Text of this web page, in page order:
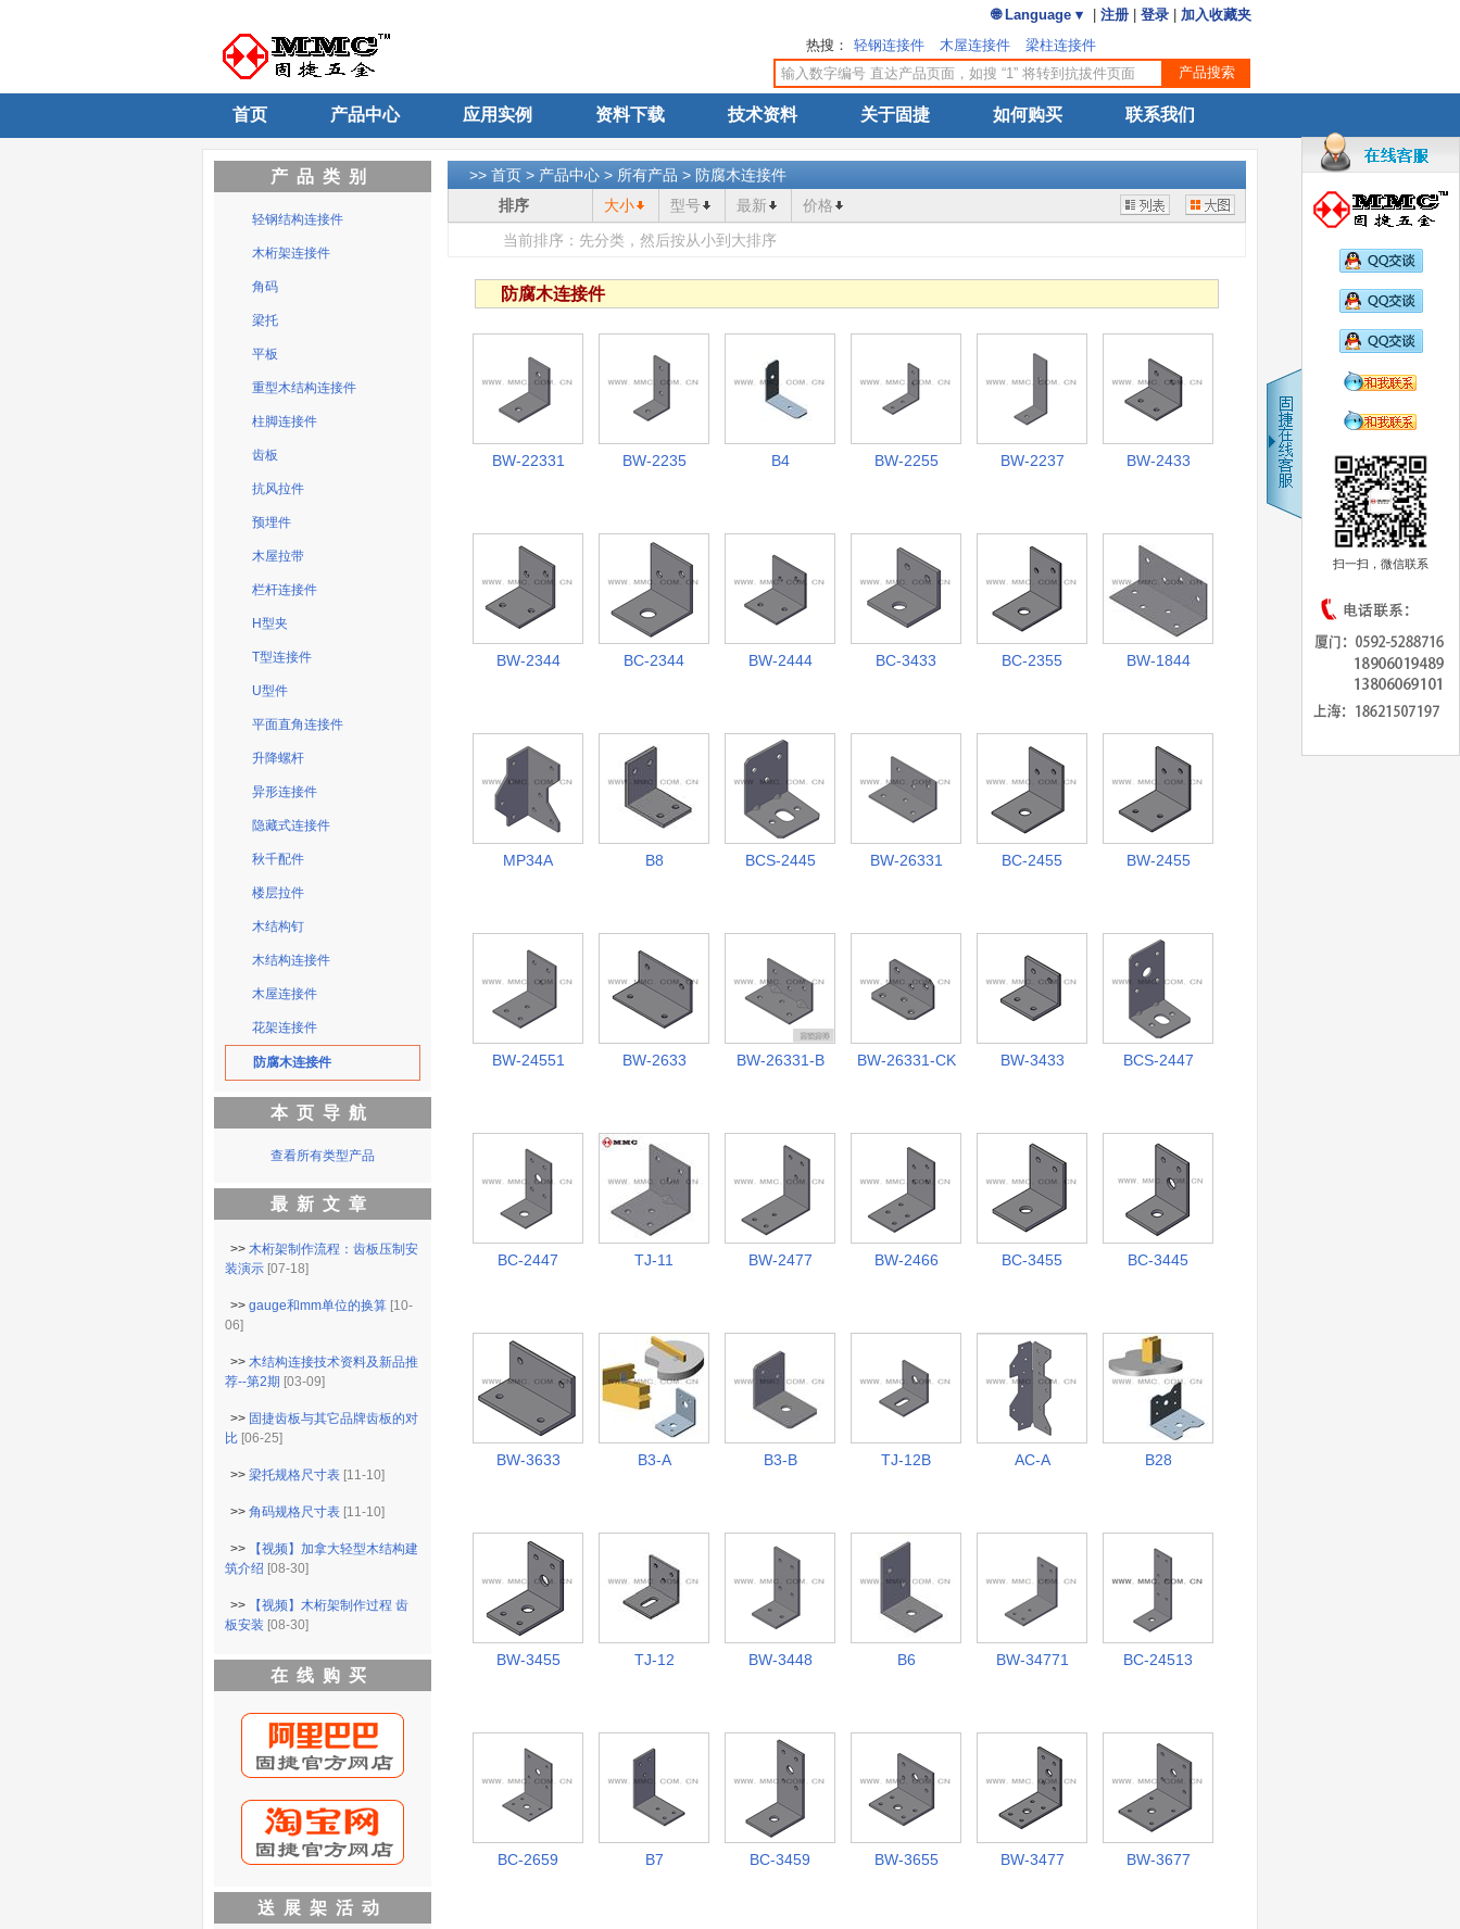
🌐 Language ▾ 注册 登录
加入收藏夹
热搜：
轻钢连接件 木屋连接件 梁柱连接件
首页 产品中心 应用实例 资料下载 技术资料 关于固捷 如何购买 联系我们
>> 首页 > 产品中心 > 所有产品 > 防腐木连接件
排序
大小 型号 最新
价格
当前排序：先分类，然后按从小到大排序
防腐木连接件
BW-22331 BW-2235 B4 BW-2255 BW-2237 BW-2433
BW-2344 BC-2344 BW-2444 BC-3433 BC-2355 BW-1844
MP34A B8 BCS-2445 BW-26331 BC-2455 BW-2455
BW-24551 BW-2633 BW-26331-B BW-26331-CK BW-3433 BCS-2447
BC-2447 TJ-11 BW-2477 BW-2466 BC-3455 BC-3445
BW-3633 B3-A B3-B TJ-12B AC-A B28
BW-3455 TJ-12 BW-3448 B6 BW-34771 BC-24513
BC-2659 B7 BC-3459 BW-3655 BW-3477 BW-3677
产品类别
轻钢结构连接件
木桁架连接件
角码
梁托
平板
重型木结构连接件
柱脚连接件
齿板
抗风拉件
预埋件
木屋拉带
栏杆连接件
H型夹
T型连接件
U型件
平面直角连接件
升降螺杆
异形连接件
隐藏式连接件
秋千配件
楼层拉件
木结构钉
木结构连接件
木屋连接件
花架连接件
防腐木连接件
本页导航
查看所有类型产品
最新文章
>> 木桁架制作流程：齿板压制安
装演示 [07-18]
>> gauge和mm单位的换算 [10-
06]
>> 木结构连接技术资料及新品推
荐--第2期 [03-09]
>> 固捷齿板与其它品牌齿板的对
比 [06-25]
>> 梁托规格尺寸表 [11-10]
>> 角码规格尺寸表 [11-10]
>>
【视频】加拿大轻型木结构建
筑介绍 [08-30]
>>
【视频】木桁架制作过程 齿
板安装 [08-30]
在线购买
送展架活动
扫一扫，微信联系